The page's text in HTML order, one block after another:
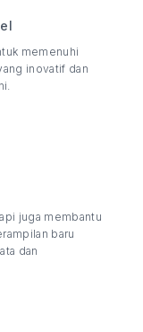
memenuhi
inovatif dan
juga membantu
baru
dan